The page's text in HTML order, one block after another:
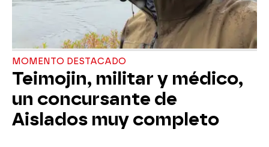
MOMENTO DESTACADO
Teimojin, militar y médico,
un concursante de
Aislados muy completo